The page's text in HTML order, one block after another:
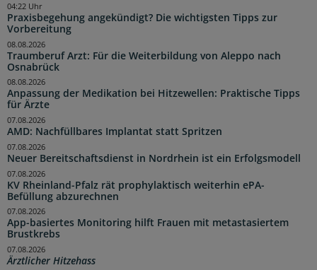
Praxisbegehung angekündigt? Die wichtigsten Tipps zur
Vorbereitung
04:22 Uhr
Traumberuf Arzt: Für die Weiterbildung von Aleppo nach
Osnabrück
08.08.2026
Anpassung der Medikation bei Hitzewellen: Praktische Tipps
für Ärzte
08.08.2026
AMD: Nachfüllbares Implantat statt Spritzen
07.08.2026
Neuer Bereitschaftsdienst in Nordrhein ist ein Erfolgsmodell
07.08.2026
KV Rheinland-Pfalz rät prophylaktisch weiterhin ePA-
Befüllung abzurechnen
07.08.2026
App-basiertes Monitoring hilft Frauen mit metastasiertem
Brustkrebs
07.08.2026
Ärztlicher Hitzehass
07.08.2026